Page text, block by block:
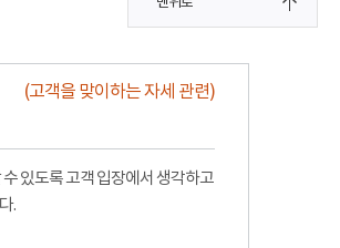
(고객을 맞이하는 자세 관련)
있도록 고객 입장에서 생각하고
.